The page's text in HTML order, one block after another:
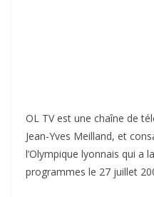
OL TV est une chaîne de
Jean-Yves Meilland, et
l’Olympique lyonnais qui a
programmes le 27 juillet